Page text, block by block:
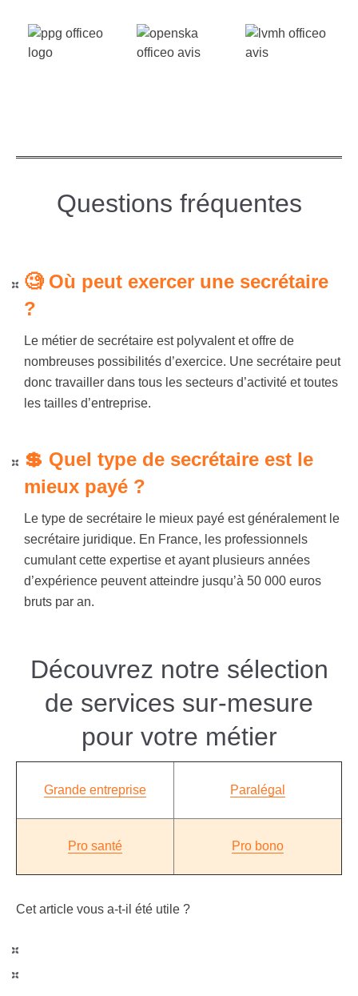
Questions fréquentes
🧐 Où peut exercer une secrétaire
?
Le métier de secrétaire est polyvalent et offre de
nombreuses possibilités d’exercice. Une secrétaire peut
donc travailler dans tous les secteurs d’activité et toutes
les tailles d’entreprise.
💲 Quel type de secrétaire est le
mieux payé ?
Le type de secrétaire le mieux payé est généralement le
secrétaire juridique. En France, les professionnels
cumulant cette expertise et ayant plusieurs années
d’expérience peuvent atteindre jusqu’à 50 000 euros
bruts par an.
Découvrez notre sélection
de services sur-mesure
pour votre métier
Grande entreprise Paralégal
Pro santé Pro bono
Cet article vous a-t-il été utile ?